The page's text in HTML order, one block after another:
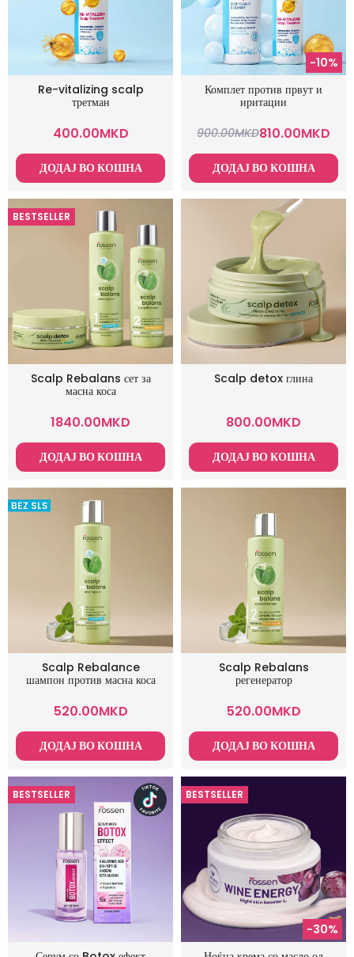
Re-vitalizing scalp
третман
400.00MKD
ДОДАЈ ВО КОШНА
-10%
Комплет против првут и
иритации
900.00MKD810.00MKD
ДОДАЈ ВО КОШНА
BESTSELLER
Scalp Rebalans сет за
масна коса
1840.00MKD
ДОДАЈ ВО КОШНА
Scalp detox глина
800.00MKD
ДОДАЈ ВО КОШНА
Scalp Rebalance
шампон против масна коса
520.00MKD
ДОДАЈ ВО КОШНА
Scalp Rebalans
регенератор
520.00MKD
ДОДАЈ ВО КОШНА
BESTSELLER BESTSELLER
-30%